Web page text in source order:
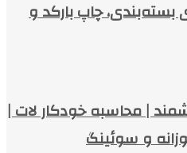
بسته‌بندی، چاپ بارکد و
| محاسبه خودکار لات |
و سوئینگ